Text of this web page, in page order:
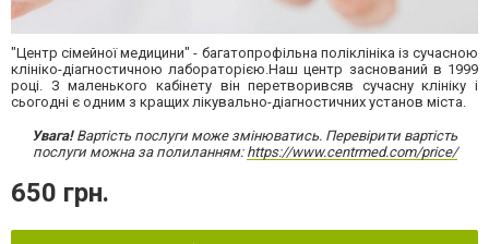
"Центр сімейної медицини" - багатопрофільна поліклініка із сучасною
клініко-діагностичною лабораторією.Наш центр заснований в 1999
році. З маленького кабінету він перетворивсяв сучасну клініку і
сьогодні є одним з кращих лікувально-діагностичних установ міста.
Увага! Вартість послуги може змінюватись. Перевірити вартість
послуги можна за полиланням: https://www.centrmed.com/price/
650 грн.